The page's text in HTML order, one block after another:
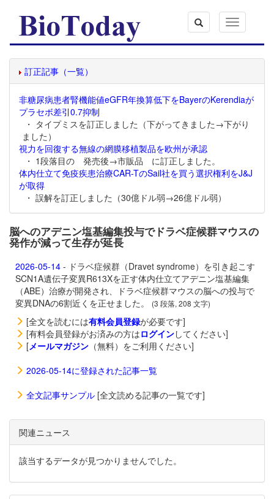
Toggle
navigation
訂正記事（一覧）
非糖尿病患者腎機能値eGFR年換算低下をBayerのKerendiaが
プラセボ差引0.7抑制
・ タイプミスを訂正しました（下がってきました→下がり
ました）
視力を回復する無線の網膜移植製品を欧州が承認
・ 1段落目の 発売後→市販品 に訂正しました。
体内仕立て免疫疾患治療CAR-TのSail社を買う選択権利をJ&J
が取得
・ 誤解を訂正しました（30億ドル弱→26億ドル弱）
脳へのアデニン塩基編集投与でドラベ症候群マウスの
発作が減って生存が延長
2026-05-14 - ドラベ症候群（Dravet syndrome）を引き起こす
SCN1A遺伝子変異R613Xを正す体内仕立てアデニン塩基編集
（ABE）治療が開発され、ドラベ症候群マウスの脳への投与で
変異DNAの6割近くを正せました。
(3 段落, 208 文字)
[全文を読むには有料会員登録が必要です]
[有料会員登録がお済みの方はログインしてください]
[メールマガジン （無料）をご利用ください]
2026-05-14に登録された記事一覧
全文記事サンプル [全文読める記事の一覧です]
関連ニュース
該当するデータが見つかりませんでした。